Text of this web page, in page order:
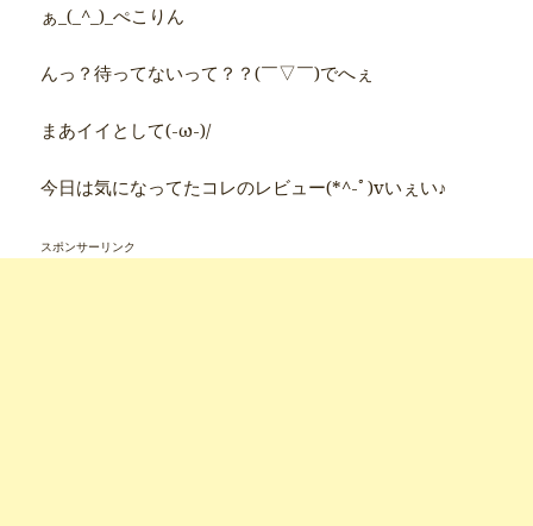
ぁ_(_^_)_ぺこりん
んっ？待ってないって？？(￣▽￣)でへぇ
まあイイとして(-ω-)/
今日は気になってたコレのレビュー(*^-ﾟ)vいぇい♪
スポンサーリンク